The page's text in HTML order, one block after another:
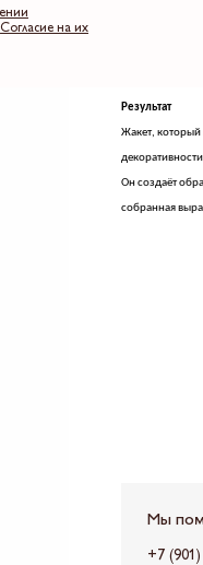
Согласие на их
Высокий
Широкие
Съемный пояс
Глубокий
Результат
Жакет, который
Он создаёт
собранная
Мы
+7